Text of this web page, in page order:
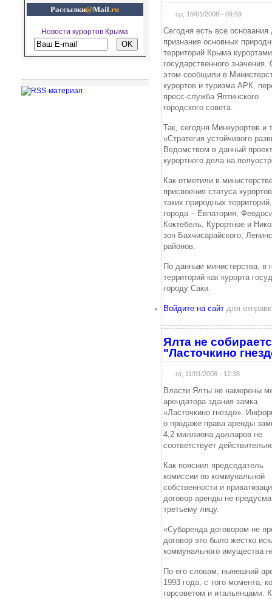
Рассылки@Mail.ru
Новости курортов Крыма
ср, 16/01/2008 - 09:59
Сегодня есть все основания
признания основных
территорий Крыма курортами
государственного значения.
этом сообщили в
курортов и туризма АРК,
пресс-служба Ялтинского
городского совета.
Так, сегодня Минкурортов и
«Стратегия устойчивого
Ведомством в данный
курортного дела на
Как отметили в
присвоения статуса
таких природных
города – Евпатория,
Коктебель, Курортное и
зон Бахчисарайского,
районов.
По данным министерства, в
территорий как курорта
городу Саки.
Войдите на сайтдля
Ялта не
"Ласточкино
пт, 11/01/2008 - 12:38
Власти Ялты не намерены
арендатора здания замка
«Ласточкино гнездо».
о продаже права аренды
4,2 миллиона долларов не
соответствует
Как пояснил председатель
комиссии по коммунальной
собственности и
договор аренды не
третьему лицу.
«Субаренда договором не
договор это было жестко
коммунального имущества
По его словам, нынешний
1993 года, с того момента,
горсоветом и итальянцами.